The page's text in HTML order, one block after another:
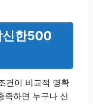
신한500
건이 비교적 명확
족하면 누구나 신